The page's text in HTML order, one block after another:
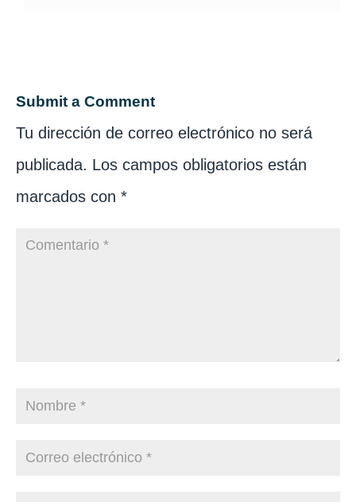
Submit a Comment
Tu dirección de correo electrónico no será
publicada. Los campos obligatorios están
marcados con *